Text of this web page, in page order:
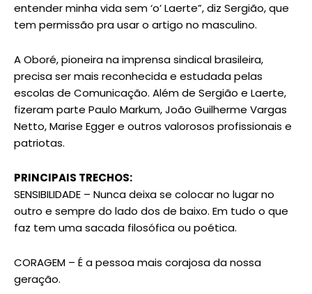
entender minha vida sem ‘o’ Laerte”, diz Sergião, que
tem permissão pra usar o artigo no masculino.
A Oboré, pioneira na imprensa sindical brasileira,
precisa ser mais reconhecida e estudada pelas
escolas de Comunicação. Além de Sergião e Laerte,
fizeram parte Paulo Markum, João Guilherme Vargas
Netto, Marise Egger e outros valorosos profissionais e
patriotas.
PRINCIPAIS TRECHOS:
SENSIBILIDADE – Nunca deixa se colocar no lugar no
outro e sempre do lado dos de baixo. Em tudo o que
faz tem uma sacada filosófica ou poética.
CORAGEM – É a pessoa mais corajosa da nossa
geração.